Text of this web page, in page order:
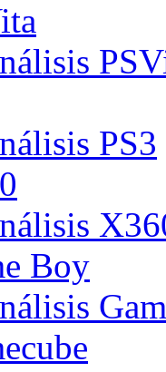
PS3
Boy